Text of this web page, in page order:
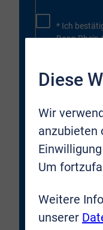
* Ich
Bonn
Zukunft
habe. Ich
Daten an
übermittelt
JETZT
Diese
Wir
anzubieten
Um
Weitere
unserer